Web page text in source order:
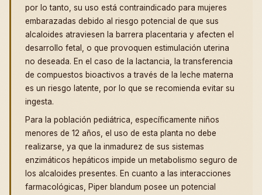
por lo tanto, su uso está contraindicado para mujeres
embarazadas debido al riesgo potencial de que sus
alcaloides atraviesen la barrera placentaria y afecten el
desarrollo fetal, o que provoquen estimulación uterina
no deseada. En el caso de la lactancia, la transferencia
de compuestos bioactivos a través de la leche materna
es un riesgo latente, por lo que se recomienda evitar su
ingesta.
Para la población pediátrica, específicamente niños
menores de 12 años, el uso de esta planta no debe
realizarse, ya que la inmadurez de sus sistemas
enzimáticos hepáticos impide un metabolismo seguro de
los alcaloides presentes. En cuanto a las interacciones
farmacológicas, Piper blandum posee un potencial